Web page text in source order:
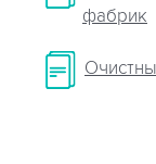
фабрик